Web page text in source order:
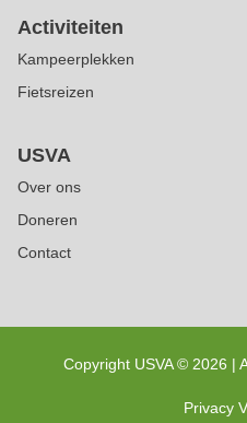
Activiteiten
Kampeerplekken
Fietsreizen
USVA
Over ons
Doneren
Contact
Copyright USVA © 2026 |
Privacy